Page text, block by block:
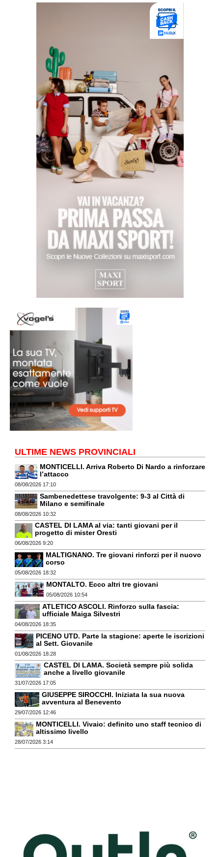
ULTIME NEWS PROVINCIALI
MONTICELLI. Arriva Roberto Di Nardo a rinforzare
l’attacco
08/08/2026 17:10
Sambenedettese travolgente: 9-3 al Città di
Milano e semifinale
08/08/2026 10:32
CASTEL DI LAMA al via: tanti giovani per il
progetto di mister Oresti
06/08/2026 9:20
MALTIGNANO. Tre giovani rinforzi per il nuovo
corso
05/08/2026 18:32
MONTALTO. Ecco altri tre giovani
05/08/2026 10:54
ATLETICO ASCOLI. Rinforzo sulla fascia:
ufficiale Maiga Silvestri
04/08/2026 18:35
PICENO UTD. Parte la stagione: aperte le iscrizioni
al Sett. Giovanile
01/08/2026 18:28
CASTEL DI LAMA. Società sempre più solida
anche a livello giovanile
31/07/2026 17:05
GIUSEPPE SIROCCHI. Iniziata la sua nuova
avventura al Benevento
29/07/2026 12:46
MONTICELLI. Vivaio: definito uno staff tecnico di
altissimo livello
28/07/2026 3:14